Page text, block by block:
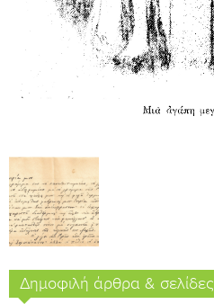
Δημοφιλή άρθρα & σελίδες